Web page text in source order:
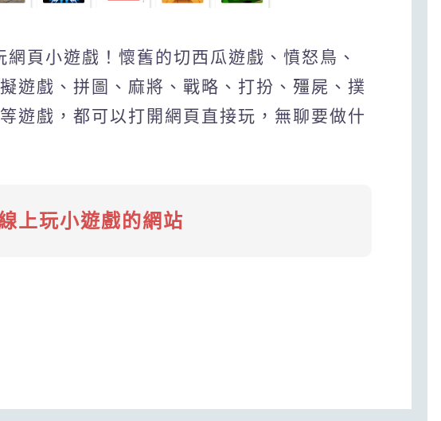
頁小遊戲！懷舊的切西瓜遊戲、憤怒鳥、
遊戲、拼圖、麻將、戰略、打扮、殭屍、撲
遊戲，都可以打開網頁直接玩，無聊要做什
上玩小遊戲的網站